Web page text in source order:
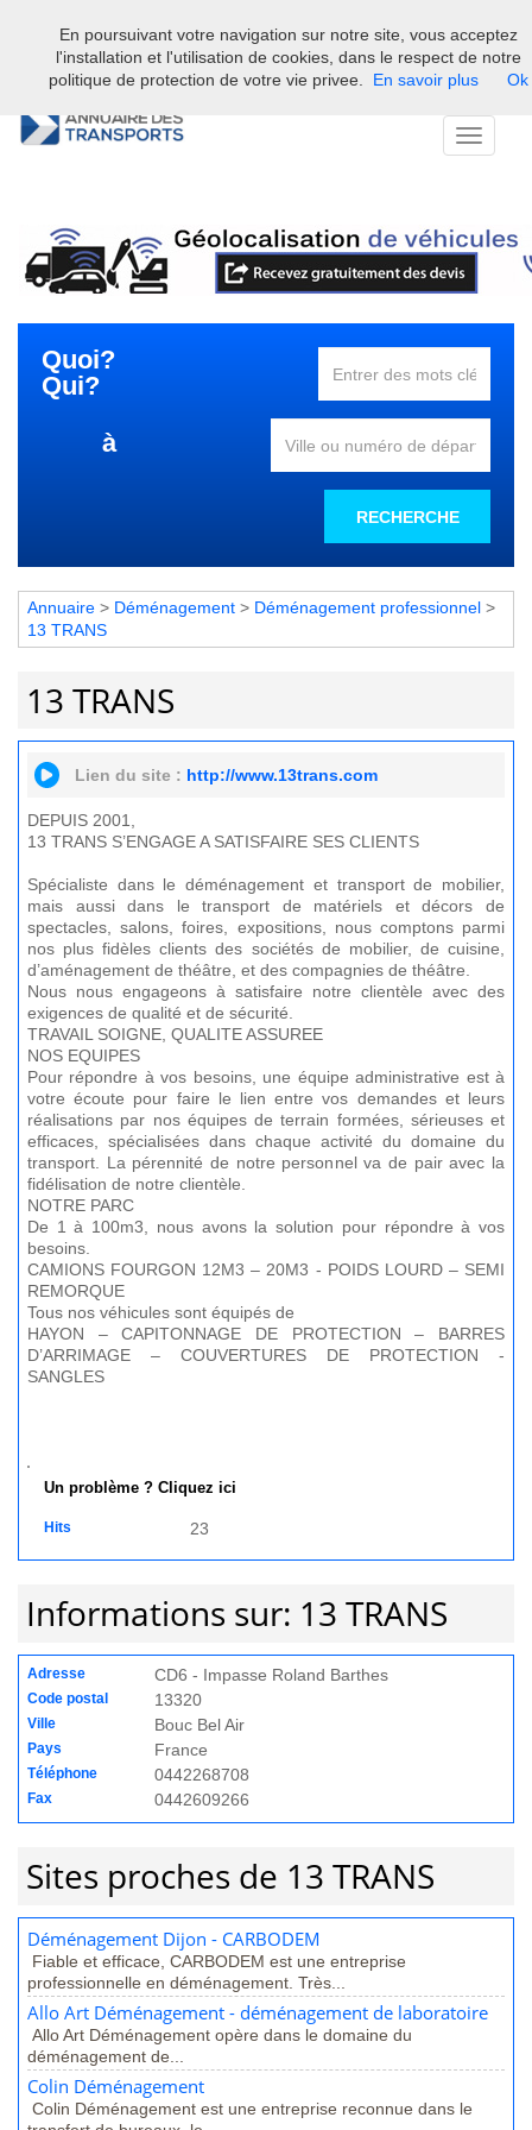
Bienvenue sur l'annuaire professionnel du transport et de la la
logistique en France.
Toggle
Quoi?
Qui?
à
RECHERCHE
Annuaire > Déménagement > Déménagement professionnel >
13 TRANS
13 TRANS
Lien du site : http://www.13trans.com
DEPUIS 2001,
13 TRANS S’ENGAGE A SATISFAIRE SES CLIENTS
Spécialiste dans le déménagement et transport de mobilier,
mais aussi dans le transport de matériels et décors de
spectacles, salons, foires, expositions, nous comptons parmi
nos plus fidèles clients des sociétés de mobilier, de cuisine,
d’aménagement de théâtre, et des compagnies de théâtre.
Nous nous engageons à satisfaire notre clientèle avec des
exigences de qualité et de sécurité.
TRAVAIL SOIGNE, QUALITE ASSUREE
NOS EQUIPES
Pour répondre à vos besoins, une équipe administrative est à
votre écoute pour faire le lien entre vos demandes et leurs
réalisations par nos équipes de terrain formées, sérieuses et
efficaces, spécialisées dans chaque activité du domaine du
transport. La pérennité de notre personnel va de pair avec la
fidélisation de notre clientèle.
NOTRE PARC
De 1 à 100m3, nous avons la solution pour répondre à vos
besoins.
CAMIONS FOURGON 12M3 – 20M3 - POIDS LOURD – SEMI
REMORQUE
Tous nos véhicules sont équipés de
HAYON – CAPITONNAGE DE PROTECTION – BARRES
D’ARRIMAGE – COUVERTURES DE PROTECTION -
SANGLES
Un problème ? Cliquez ici
Hits 23
Informations sur: 13 TRANS
Adresse CD6 - Impasse Roland Barthes
Code postal 13320
Ville Bouc Bel Air
Pays France
Téléphone 0442268708
Fax 0442609266
Sites proches de 13 TRANS
Déménagement Dijon - CARBODEM
Fiable et efficace, CARBODEM est une entreprise
professionnelle en déménagement. Très...
Allo Art Déménagement - déménagement de laboratoire
Allo Art Déménagement opère dans le domaine du
déménagement de...
Colin Déménagement
Colin Déménagement est une entreprise reconnue dans le
En poursuivant votre navigation sur notre site, vous acceptez
l'installation et l'utilisation de cookies, dans le respect de notre
politique de protection de votre vie privee.
En savoir plus Ok